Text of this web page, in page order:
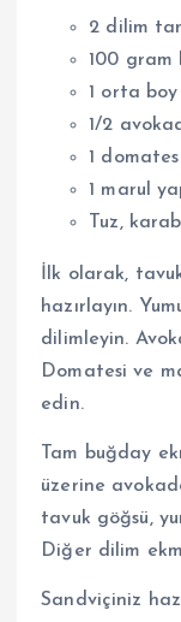
2 dilim
100 gram
1 orta
1/2
1 domates
1 marul
Tuz,
İlk olarak,
hazırlayın.
dilimleyin.
Domatesi ve
edin.
Tam buğday
üzerine
tavuk göğsü,
Diğer dilim
Sandviçiniz